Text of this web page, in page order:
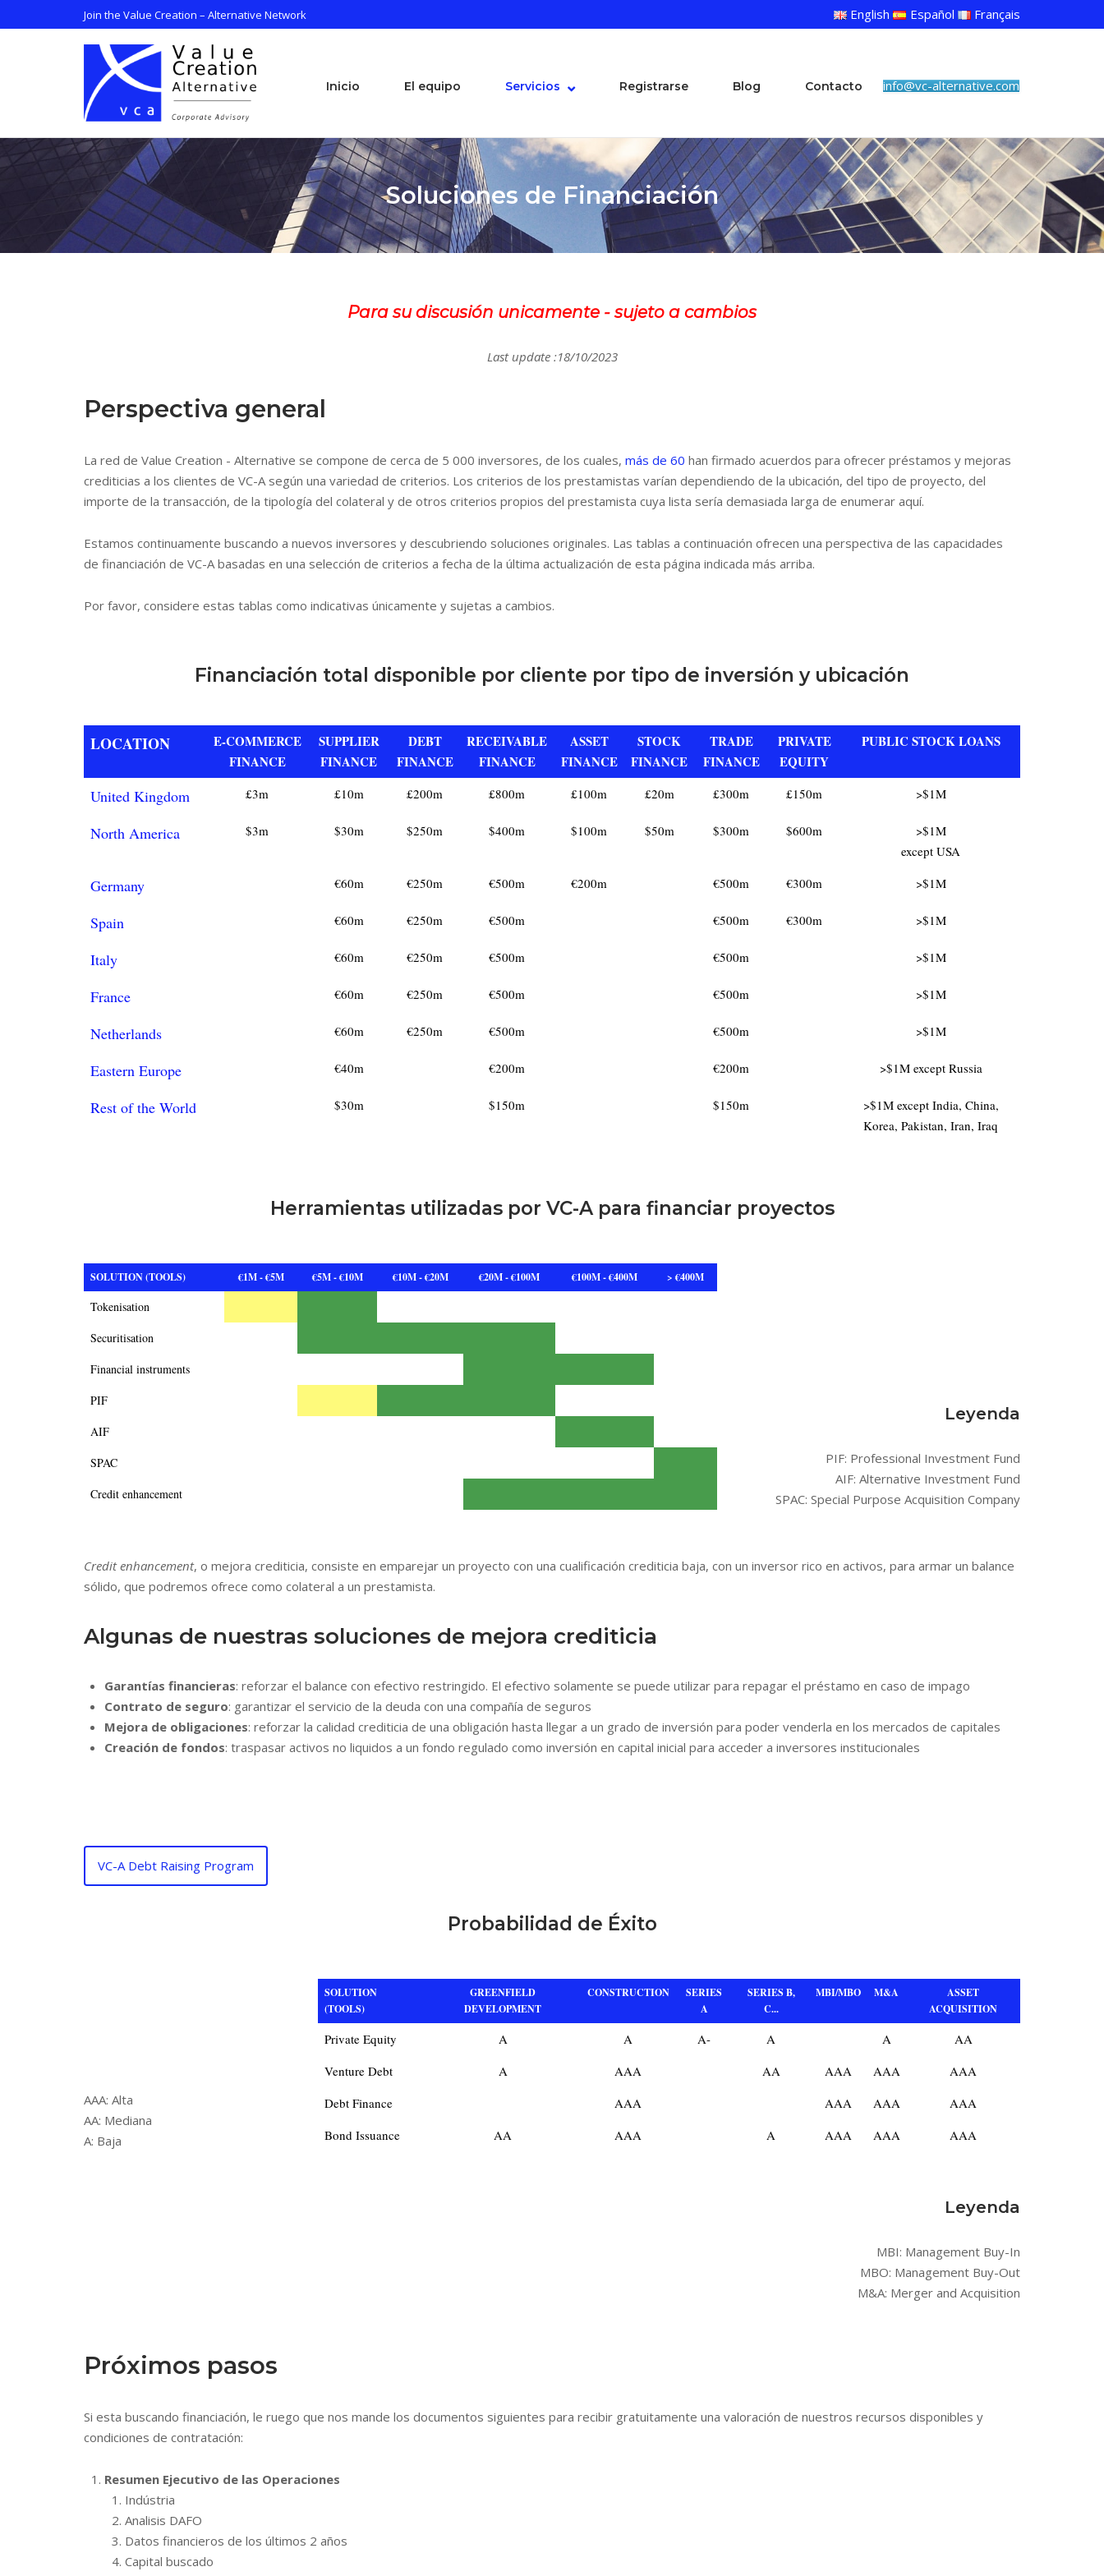
al
Join the Value Creation – Alternative Network English Español Français
Inicio
Inicio El equipo Servicios Registrarse Blog Contacto info@vc-alternative.com
Soluciones de Financiación
Para su discusión unicamente - sujeto a cambios
Last update :18/10/2023
Perspectiva general
La red de Value Creation - Alternative se compone de cerca de 5 000 inversores, de los cuales, más de 60 han firmado acuerdos para ofrecer préstamos y mejoras
crediticias a los clientes de VC-A según una variedad de criterios. Los criterios de los prestamistas varían dependiendo de la ubicación, del tipo de proyecto, del
importe de la transacción, de la tipología del colateral y de otros criterios propios del prestamista cuya lista sería demasiada larga de enumerar aquí.
Estamos continuamente buscando a nuevos inversores y descubriendo soluciones originales. Las tablas a continuación ofrecen una perspectiva de las capacidades
de financiación de VC-A basadas en una selección de criterios a fecha de la última actualización de esta página indicada más arriba.
Por favor, considere estas tablas como indicativas únicamente y sujetas a cambios.
Financiación total disponible por cliente por tipo de inversión y ubicación
LOCATION
E-COMMERCE
FINANCE
SUPPLIER
FINANCE
DEBT
FINANCE
RECEIVABLE
FINANCE
ASSET
FINANCE
STOCK
FINANCE
TRADE
FINANCE
PRIVATE
EQUITY
PUBLIC STOCK LOANS
United Kingdom £3m £10m £200m £800m £100m £20m £300m £150m >$1M
North America $3m $30m $250m $400m $100m $50m $300m $600m
>$1M
except USA
Germany €60m €250m €500m €200m €500m €300m >$1M
Spain €60m €250m €500m €500m €300m >$1M
Italy €60m €250m €500m €500m >$1M
France €60m €250m €500m €500m >$1M
Netherlands €60m €250m €500m €500m >$1M
Eastern Europe €40m €200m €200m >$1M except Russia
Rest of the World $30m $150m $150m
>$1M except India, China,
Korea, Pakistan, Iran, Iraq
Herramientas utilizadas por VC-A para financiar proyectos
SOLUTION (TOOLS) €1M - €5M €5M - €10M €10M - €20M €20M - €100M €100M - €400M > €400M
Tokenisation
Securitisation
Financial instruments
PIF
AIF
SPAC
Credit enhancement
Leyenda
PIF: Professional Investment Fund
AIF: Alternative Investment Fund
SPAC: Special Purpose Acquisition Company
Credit enhancement, o mejora crediticia, consiste en emparejar un proyecto con una cualificación crediticia baja, con un inversor rico en activos, para armar un balance
sólido, que podremos ofrece como colateral a un prestamista.
Algunas de nuestras soluciones de mejora crediticia
Garantías financieras: reforzar el balance con efectivo restringido. El efectivo solamente se puede utilizar para repagar el préstamo en caso de impago
Contrato de seguro: garantizar el servicio de la deuda con una compañía de seguros
Mejora de obligaciones: reforzar la calidad crediticia de una obligación hasta llegar a un grado de inversión para poder venderla en los mercados de capitales
Creación de fondos: traspasar activos no liquidos a un fondo regulado como inversión en capital inicial para acceder a inversores institucionales
VC-A Debt Raising Program
Probabilidad de Éxito
AAA: Alta
AA: Mediana
A: Baja
SOLUTION
(TOOLS)
GREENFIELD
DEVELOPMENT
CONSTRUCTION
SERIES
A
SERIES B,
C...
MBI/MBO M&A
ASSET
ACQUISITION
Private Equity A A A- A A
AA
Venture Debt
A AAA AA AAA AAA
AAA
Debt Finance
AAA AAA AAA
AAA
Bond Issuance
AA AAA A AAA AAA AAA
Leyenda
MBI: Management Buy-In
MBO: Management Buy-Out
M&A: Merger and Acquisition
Próximos pasos
Si esta buscando financiación, le ruego que nos mande los documentos siguientes para recibir gratuitamente una valoración de nuestros recursos disponibles y
condiciones de contratación:
Resumen Ejecutivo de las Operaciones
Indústria
Analisis DAFO
Datos financieros de los últimos 2 años
Capital buscado